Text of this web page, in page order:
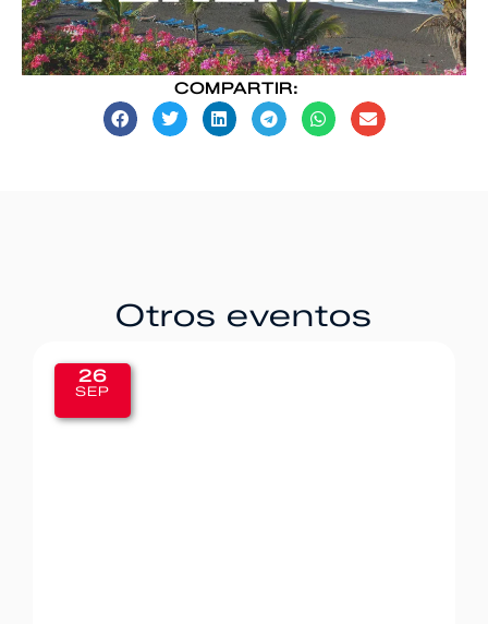
COMPARTIR:
Otros eventos
26
SEP